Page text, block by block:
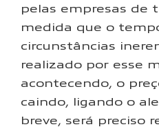
pelas empresas de
medida que o
circunstâncias
realizado por esse
acontecendo, o
caindo, ligando o
breve, será preciso